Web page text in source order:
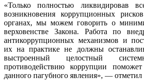
«Только полностью ликвидировав
возникновения коррупционных
органах, мы можем говорить о
верховенстве Закона. Работа по
антикоррупционных механизмов и
их на практике не должны
выстроенный целостный
противодействию коррупции
данного пагубного явления», — отметил